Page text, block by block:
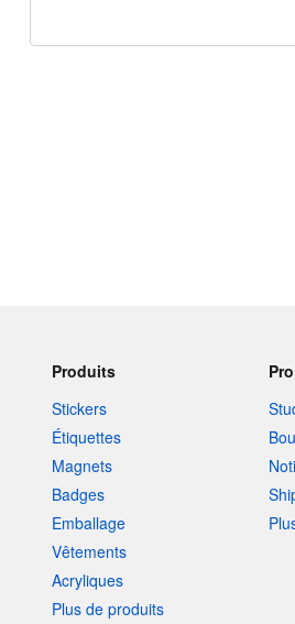
Produits
Stickers
Étiquettes
Magnets
Badges
Emballage
Vêtements
Acryliques
Plus de produits
Pro